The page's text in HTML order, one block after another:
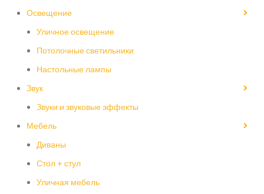
Освещение
Уличное освещение
Потолочные светильники
Настольные лампы
Звук
Звуки и звуковые эффекты
Мебель
Диваны
Стол + стул
Уличная мебель